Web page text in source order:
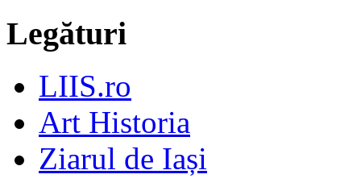
Legături
LIIS.ro
Art Historia
Ziarul de Iași